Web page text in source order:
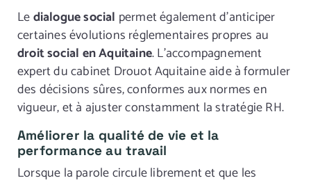
Ledialogue social permet également d’anticiper
certaines évolutions réglementaires propres au
droit social en Aquitaine. L’accompagnement
expert du cabinet Drouot Aquitaine aide à formuler
des décisions sûres, conformes aux normes en
vigueur, et à ajuster constamment la stratégie RH.
Améliorer la qualité de vie et la
performance au travail
Lorsque la parole circule librement et que les